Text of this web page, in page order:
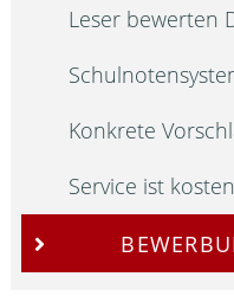
Leser bewerten
Konkrete
Service ist